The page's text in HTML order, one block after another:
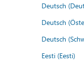
Deutsch
Deutsch
Deutsch
Eesti (Eesti)